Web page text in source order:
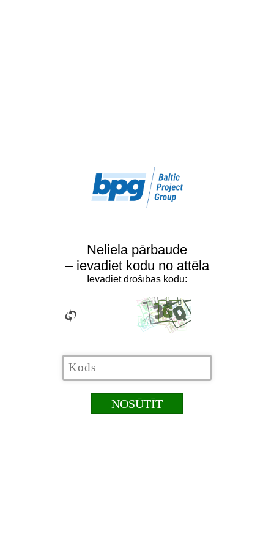
Neliela pārbaude
– ievadiet kodu no attēla
Ievadiet drošības kodu: